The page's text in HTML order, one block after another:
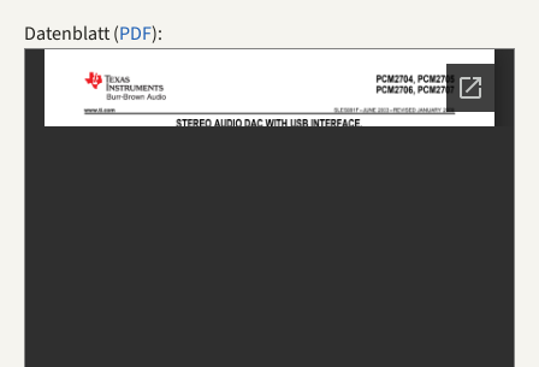
Datenblatt (PDF):